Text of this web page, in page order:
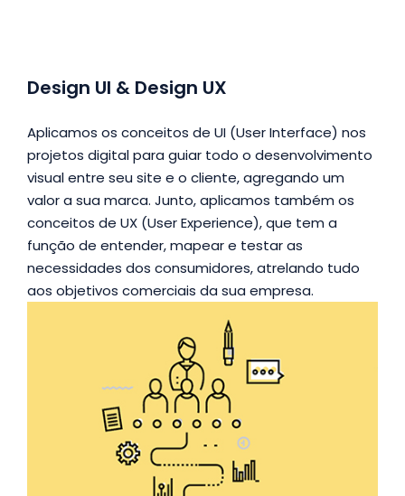
Design UI & Design UX
Aplicamos os conceitos de UI (User Interface) nos
projetos digital para guiar todo o desenvolvimento
visual entre seu site e o cliente, agregando um
valor a sua marca. Junto, aplicamos também os
conceitos de UX (User Experience), que tem a
função de entender, mapear e testar as
necessidades dos consumidores, atrelando tudo
aos objetivos comerciais da sua empresa.